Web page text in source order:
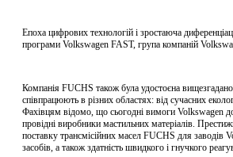
Епоха цифрових технологій і зростаюча
програми Volkswagen FAST, група компаній
Компанія FUCHS також була удостоєна
співпрацюють в різних областях: від сучасних
Фахівцям відомо, що сьогодні вимоги Volkswagen
провідні виробники мастильних матеріалів.
поставку трансмісійних масел FUCHS для заводів
засобів, а також здатність швидкого і гнучкого